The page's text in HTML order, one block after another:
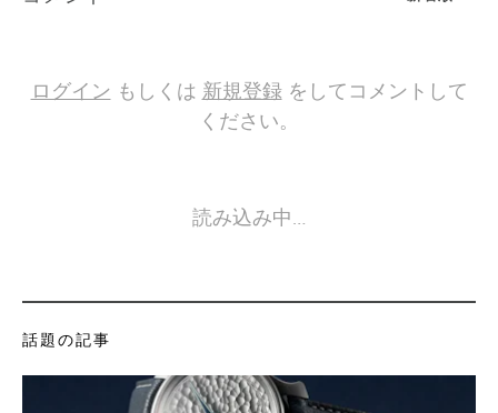
ログイン もしくは 新規登録をしてコメントして
ください。
読み込み中…
話題の記事